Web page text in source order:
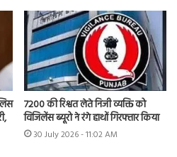
7200 की रिश्वत लेते निजी व्यक्ति को
विजिलेंस ब्यूरो ने रंगे हाथों गिरफ्तार किया
30 July 2026 - 11:02 AM